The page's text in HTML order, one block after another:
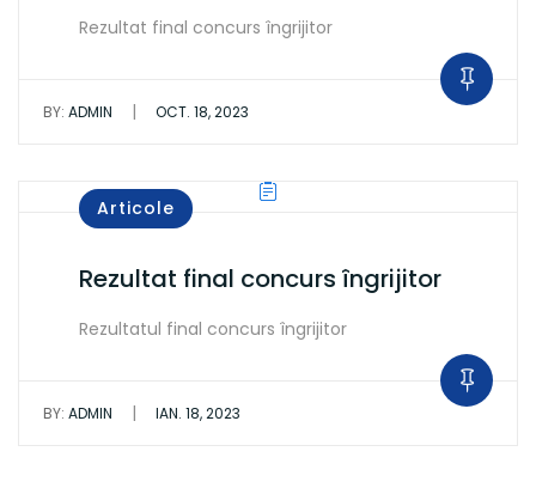
Rezultat final concurs îngrijitor
BY: ADMIN | OCT. 18, 2023
Articole
Rezultat final concurs îngrijitor
Rezultatul final concurs îngrijitor
BY: ADMIN | IAN. 18, 2023